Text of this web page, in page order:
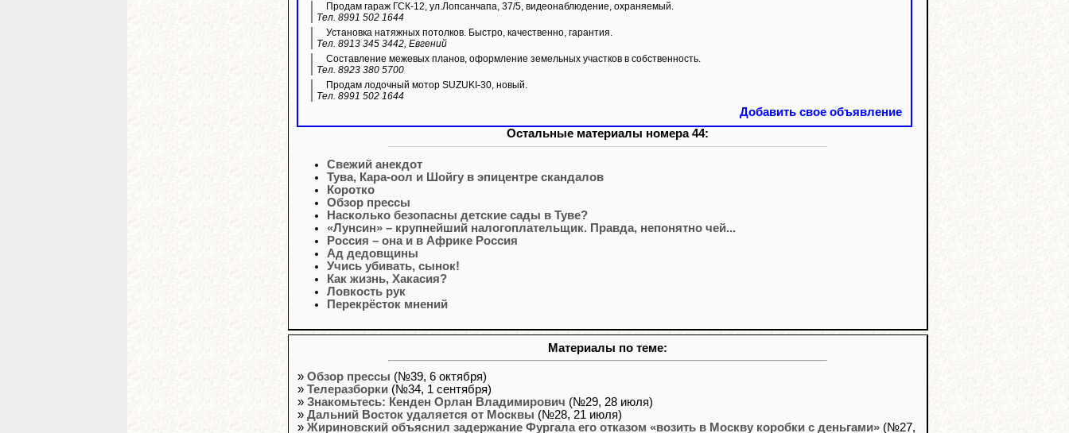
Продам гараж ГСК-12, ул.Лопсанчапа, 37/5, видеонаблюдение, охраняемый.
Тел. 8991 502 1644
Установка натяжных потолков. Быстро, качественно, гарантия.
Тел. 8913 345 3442, Евгений
Составление межевых планов, оформление земельных участков в собственность.
Тел. 8923 380 5700
Продам лодочный мотор SUZUKI-30, новый.
Тел. 8991 502 1644
Добавить свое объявление
Остальные материалы номера 44:
Свежий анекдот
Тува, Кара-оол и Шойгу в эпицентре скандалов
Коротко
Обзор прессы
Насколько безопасны детские сады в Туве?
«Лунсин» – крупнейший налогоплательщик. Правда, непонятно чей...
Россия – она и в Африке Россия
Ад дедовщины
Учись убивать, сынок!
Как жизнь, Хакасия?
Ловкость рук
Перекрёсток мнений
Материалы по теме:
» Обзор прессы (№39, 6 октября)
» Телеразборки (№34, 1 сентября)
» Знакомьтесь: Кенден Орлан Владимирович (№29, 28 июля)
» Дальний Восток удаляется от Москвы (№28, 21 июля)
» Жириновский объяснил задержание Фургала его отказом «возить в Москву коробки с деньгами» (№27,